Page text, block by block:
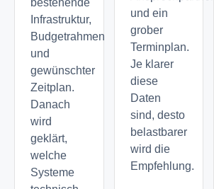
bestehende
Infrastruktur,
Budgetrahmen
und
gewünschter
Zeitplan.
Danach
wird
geklärt,
welche
Systeme
und ein
grober
Terminplan.
Je klarer
diese
Daten
sind, desto
belastbarer
wird die
Empfehlung.